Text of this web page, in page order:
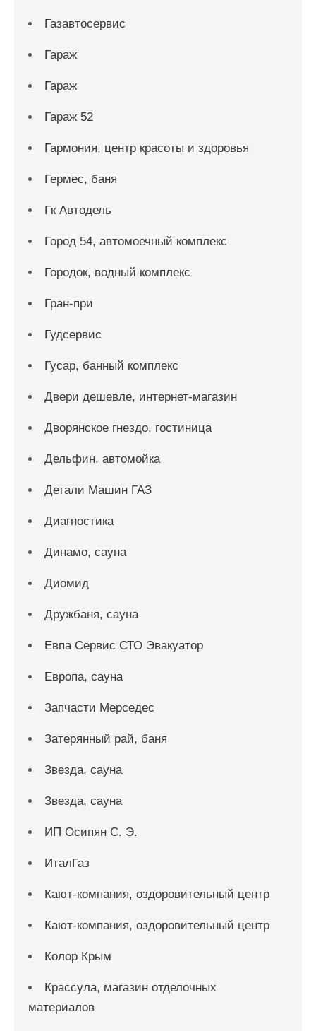
Газавтосервис
Гараж
Гараж
Гараж 52
Гармония, центр красоты и здоровья
Гермес, баня
Гк Автодель
Город 54, автомоечный комплекс
Городок, водный комплекс
Гран-при
Гудсервис
Гусар, банный комплекс
Двери дешевле, интернет-магазин
Дворянское гнездо, гостиница
Дельфин, автомойка
Детали Машин ГАЗ
Диагностика
Динамо, сауна
Диомид
Дружбаня, сауна
Евпа Сервис СТО Эвакуатор
Европа, сауна
Запчасти Мерседес
Затерянный рай, баня
Звезда, сауна
Звезда, сауна
ИП Осипян С. Э.
ИталГаз
Кают-компания, оздоровительный центр
Кают-компания, оздоровительный центр
Колор Крым
Крассула, магазин отделочных
материалов